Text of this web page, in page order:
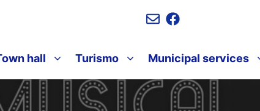
hall Turismo Municipal services